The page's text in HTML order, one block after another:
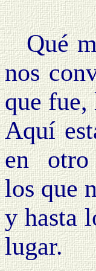
Qué
nos
que fue,
Aquí
en otro
los que
y hasta
lugar.